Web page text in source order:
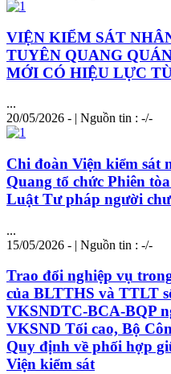
VIỆN KIỂM SÁT
TUYÊN QUANG
MỚI CÓ HIỆU LỰC
...
20/05/2026 - | Nguồn tin : -/-
Chi đoàn Viện kiểm sát
Quang tổ chức Phiên
Luật Tư pháp người
...
15/05/2026 - | Nguồn tin : -/-
Trao đổi nghiệp vụ
của BLTTHS và TTLT
VKSNDTC-BCA-BQP
VKSND Tối cao, Bộ
Quy định về phối hợp
Viện kiểm sát